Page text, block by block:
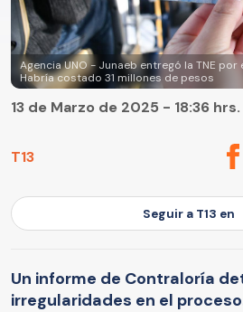
Agencia UNO - Junaeb entregó la TNE
Habría costado 31 millones de pesos
T13
13 de Marzo de 2025 - 18:36 hrs.
Seguir a T13 en
Un informe de Contraloría
irregularidades en el